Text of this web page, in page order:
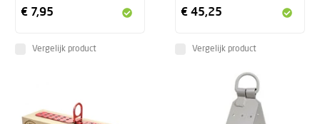
€ 7,95
Vergelijk product
€ 45,25
Vergelijk product